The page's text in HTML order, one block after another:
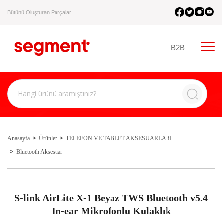
Bütünü Oluşturan Parçalar.
B2B
Anasayfa Ürünler
TELEFON VE TABLET AKSESUARLARI
Bluetooth Aksesuar
S-link AirLite X-1 Beyaz TWS Bluetooth v5.4
In-ear Mikrofonlu Kulaklık